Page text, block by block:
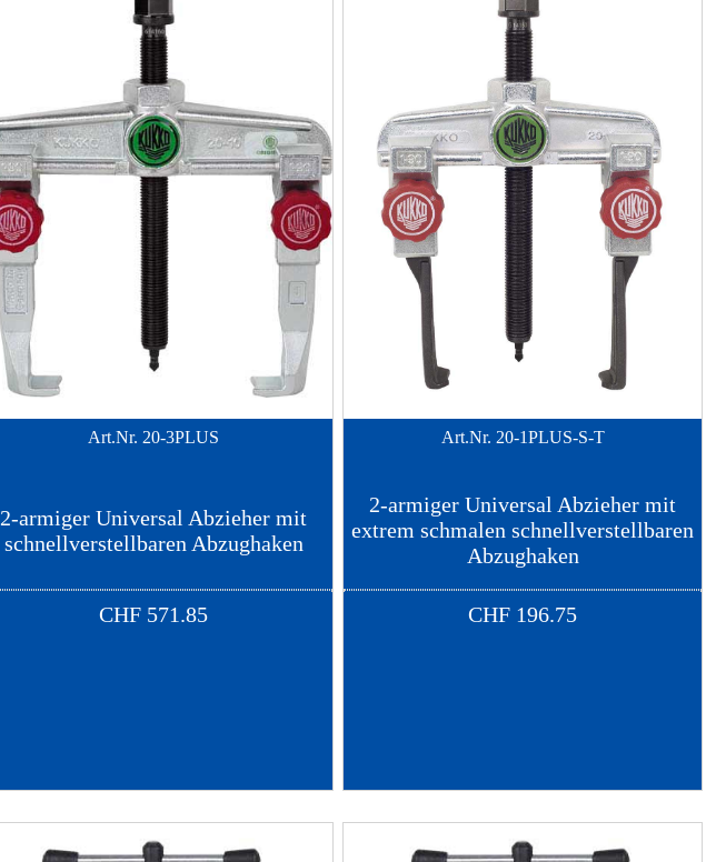
Art.Nr. 20-3PLUS
2-armiger Universal Abzieher mit
schnellverstellbaren Abzughaken
CHF 571.85
Art.Nr. 20-1PLUS-S-T
2-armiger Universal Abzieher mit
extrem schmalen schnellverstellbaren
Abzughaken
CHF 196.75